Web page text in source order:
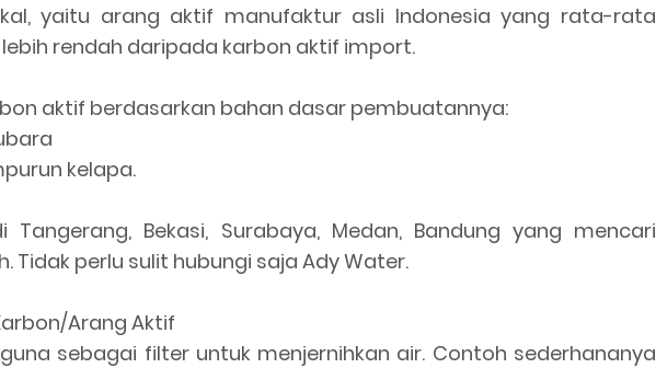
yaitu arang aktif manufaktur asli Indonesia yang rata-rata
rendah daripada karbon aktif import.
aktif berdasarkan bahan dasar pembuatannya:
kelapa.
Tangerang, Bekasi, Surabaya, Medan, Bandung yang mencari
Tidak perlu sulit hubungi saja Ady Water.
Arang Aktif
sebagai filter untuk menjernihkan air. Contoh sederhananya